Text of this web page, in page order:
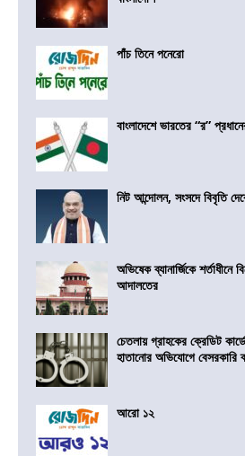
পাঁচ তিনে পনেরো
বাংলাদেশে ভারতের “র”
নিট আন্দোলন, সংসদে বিবৃতি
অভিষেক ব্যানার্জিকে শর্তাধীনে
আদালতের
চেতলায় গ্রাহকের ক্রেডিট
হাতানোর অভিযোগে
আরো ১২